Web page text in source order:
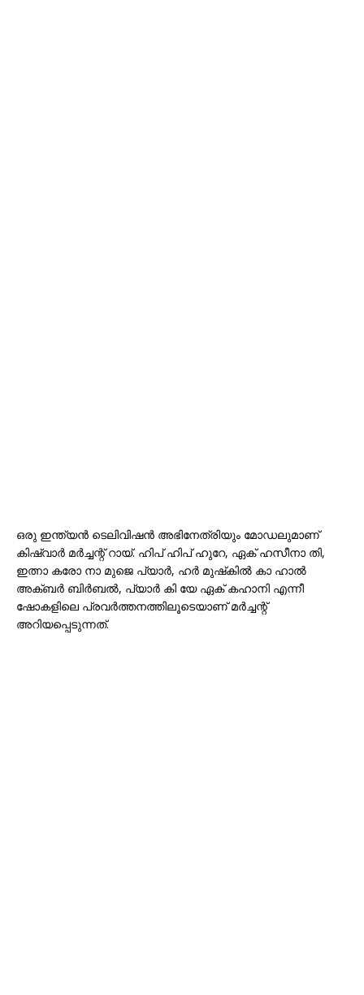
ഒരു ഇന്ത്യൻ ടെലിവിഷൻ അഭിനേത്രിയും മോഡലുമാണ്
കിഷ്വാർ മർച്ചന്റ് റായ്. ഹിപ് ഹിപ് ഹുറേ, ഏക് ഹസീനാ തി,
ഇത്നാ കരോ നാ മുജെ പ്യാർ, ഹർ മുഷ്‌കിൽ കാ ഹാൽ
അക്ബർ ബിർബൽ, പ്യാർ കി യേ ഏക് കഹാനി എന്നീ
ഷോകളിലെ പ്രവർത്തനത്തിലൂടെയാണ് മർച്ചന്റ്
അറിയപ്പെടുന്നത്.